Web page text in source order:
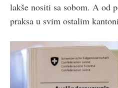
lakše nositi sa sobom. A od
praksa u svim ostalim